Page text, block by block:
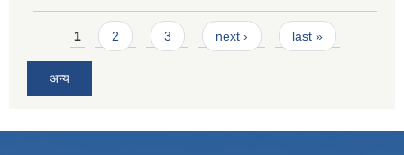
Pages
1 2 3 next › last »
अन्य